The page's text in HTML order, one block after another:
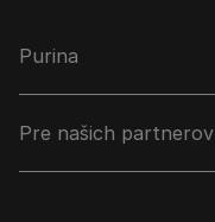
Purina
Pre našich partnerov